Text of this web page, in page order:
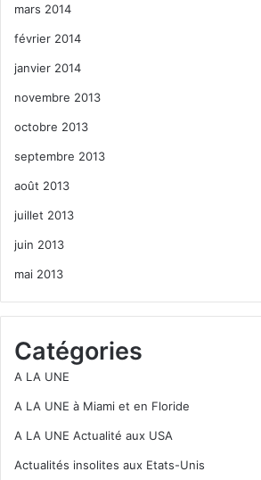
mars 2014
février 2014
janvier 2014
novembre 2013
octobre 2013
septembre 2013
août 2013
juillet 2013
juin 2013
mai 2013
Catégories
A LA UNE
A LA UNE à Miami et en Floride
A LA UNE Actualité aux USA
Actualités insolites aux Etats-Unis